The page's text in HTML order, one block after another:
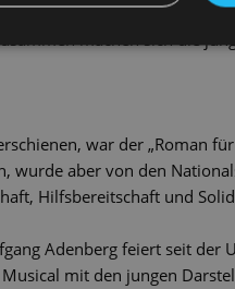
der Tausendsassa
machen sich die
war der „Roman
wurde aber von den
Hilfsbereitschaft und
Adenberg feiert seit der
mit den jungen